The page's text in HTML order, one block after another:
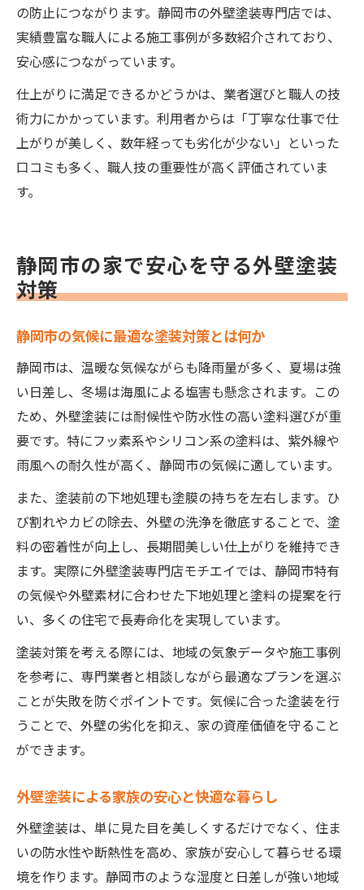
の防止につながります。静岡市の外壁塗装専門店では、
実績豊富な職人による施工事例が多数紹介されており、
安心感につながっています。
仕上がりに満足できるかどうかは、業者選びと職人の技
術力にかかっています。利用者からは「丁寧な仕事で仕
上がりが美しく、数年経っても劣化が少ない」といった
口コミも多く、職人技の重要性が高く評価されていま
す。
静岡市の家で安心を守る外壁塗装
対策
静岡市の気候に最適な塗装対策とは何か
静岡市は、温暖な気候ながらも降雨量が多く、夏場は強
い日差し、冬場は海風による塩害も懸念されます。この
ため、外壁塗装には耐候性や防水性の高い塗料選びが重
要です。特にフッ素系やシリコン系の塗料は、紫外線や
雨風への耐久性が高く、静岡市の気候に適しています。
また、塗装前の下地処理も塗膜の持ちを左右します。ひ
び割れやカビの除去、外壁の洗浄を徹底することで、塗
料の密着性が向上し、長期間美しい仕上がりを維持でき
ます。実際に外壁塗装専門店モチエイでは、静岡市特有
の気候や外壁素材に合わせた下地処理と塗料の提案を行
い、多くの住宅で長寿命化を実現しています。
塗装対策を考える際には、地域の気象データや施工事例
を参考に、専門業者と相談しながら最適なプランを選ぶ
ことが失敗を防ぐポイントです。気候に合った塗装を行
うことで、外壁の劣化を抑え、家の資産価値を守ること
ができます。
外壁塗装による家族の安心と快適な暮らし
外壁塗装は、単に見た目を美しくするだけでなく、住ま
いの防水性や断熱性を高め、家族が安心して暮らせる環
境を作ります。静岡市のような湿度と日差しが強い地域